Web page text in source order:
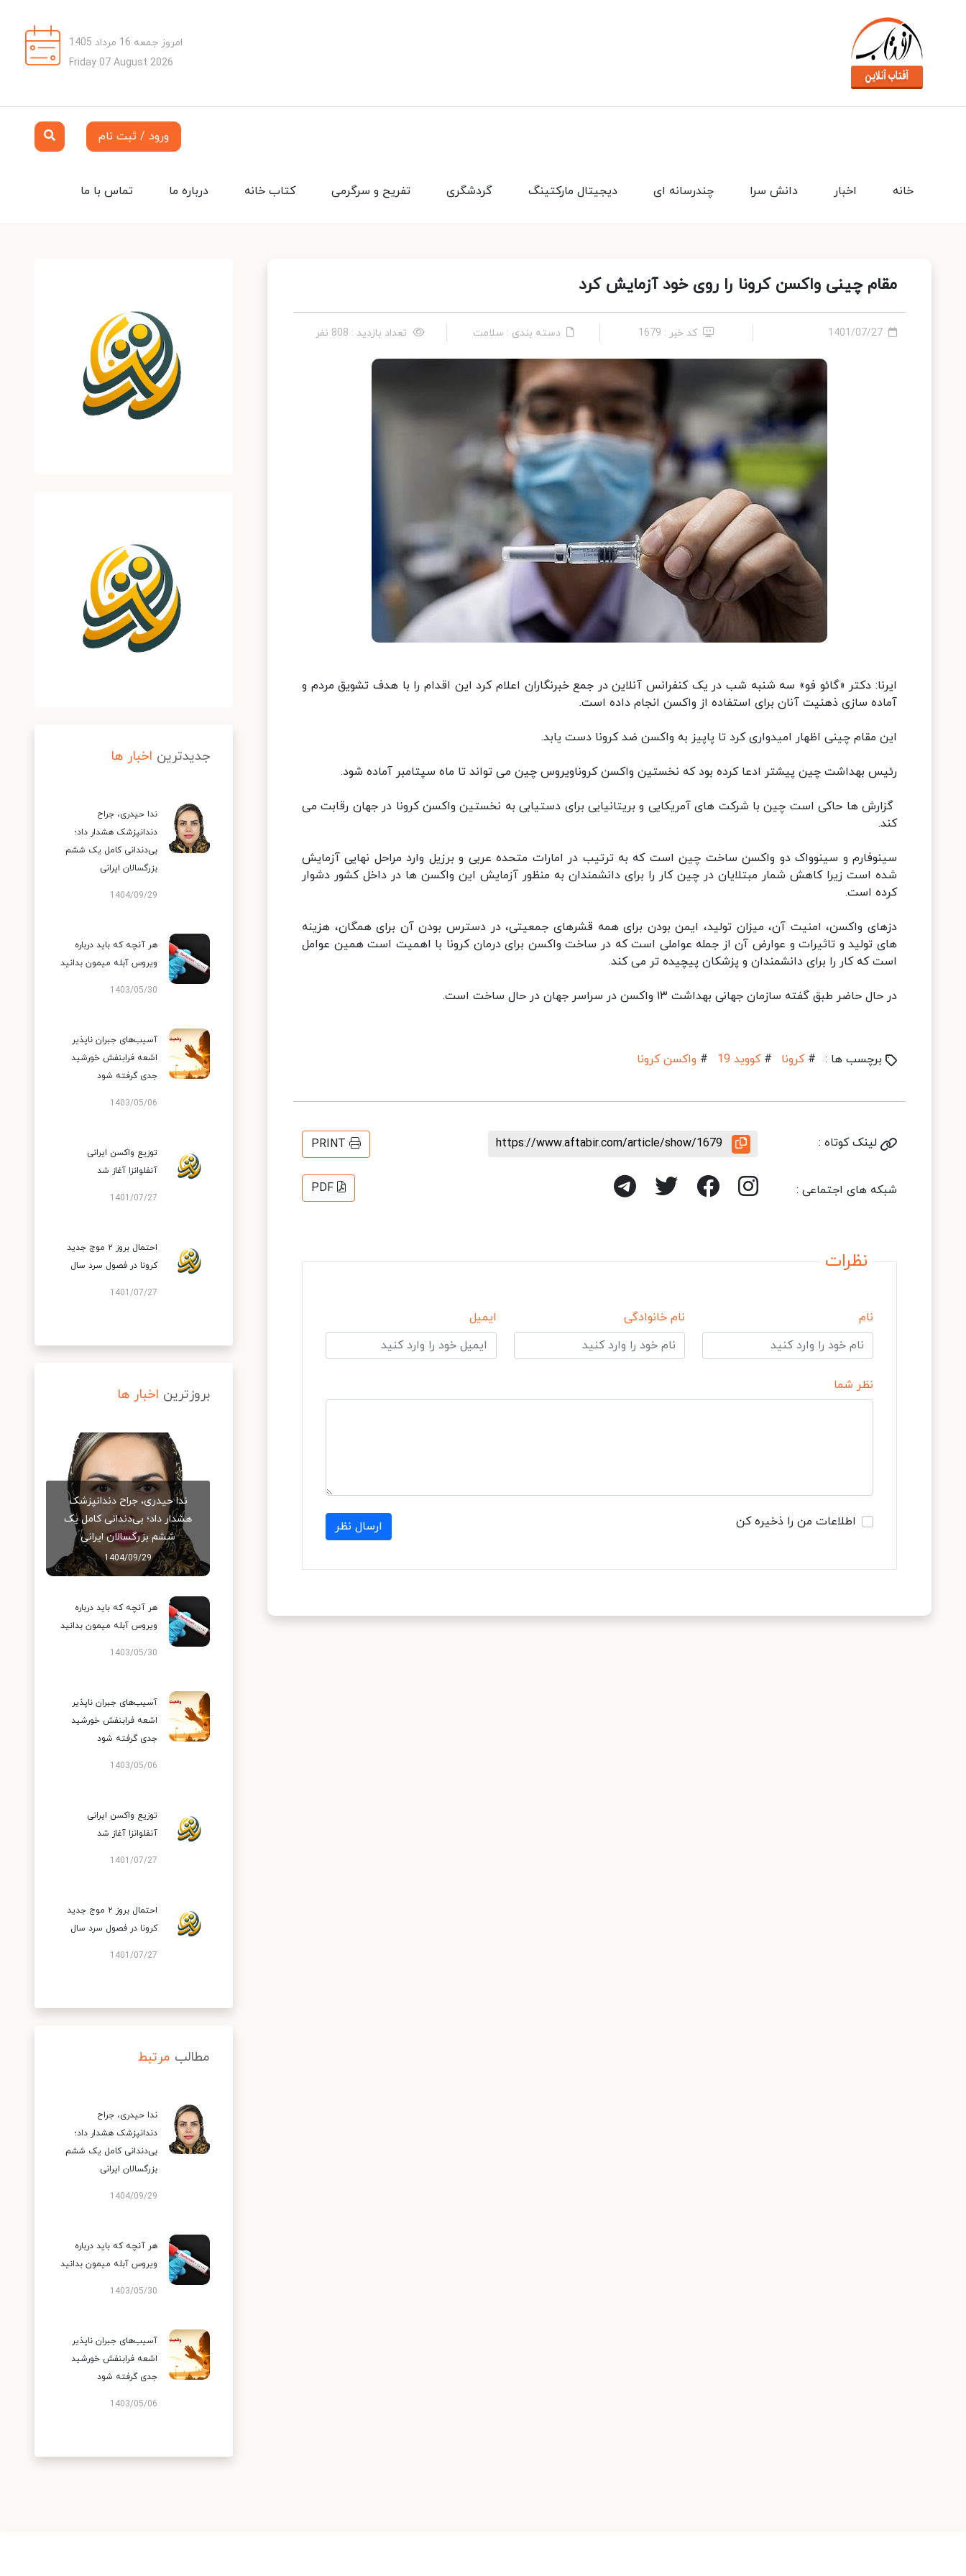
امروز جمعه 16 مرداد 1405
Friday 07 August 2026
ورود / ثبت نام
تماس با ما درباره ما کتاب خانه تفریح و سرگرمی گردشگری دیجیتال مارکتینگ چندرسانه ای دانش سرا اخبار خانه
مقام چینی واکسن کرونا را روی خود آزمایش کرد
1401/07/27 کد خبر : 1679 دسته بندی : سلامت تعداد بازدید : 808 نفر
ایرنا: دکتر «گائو فو» سه شنبه شب در یک کنفرانس آنلاین در جمع خبرنگاران اعلام کرد این اقدام را با هدف تشویق مردم و
آماده سازی ذهنیت آنان برای استفاده از واکسن انجام داده است.
این مقام چینی اظهار امیدواری کرد تا پاپیز به واکسن ضد کرونا دست یابد.
رئیس بهداشت چین پیشتر ادعا کرده بود که نخستین واکسن کروناویروس چین می تواند تا ماه سپتامبر آماده شود.
گزارش ها حاکی است چین با شرکت های آمریکایی و بریتانیایی برای دستیابی به نخستین واکسن کرونا در جهان رقابت می
کند.
سینوفارم و سینوواک دو واکسن ساخت چین است که به ترتیب در امارات متحده عربی و برزیل وارد مراحل نهایی آزمایش
شده است زیرا کاهش شمار مبتلایان در چین کار را برای دانشمندان به منظور آزمایش این واکسن ها در داخل کشور دشوار
کرده است.
دزهای واکسن، امنیت آن، میزان تولید، ایمن بودن برای همه قشرهای جمعیتی، در دسترس بودن آن برای همگان، هزینه
های تولید و تاثیرات و عوارض آن از جمله عواملی است که در ساخت واکسن برای درمان کرونا با اهمیت است همین عوامل
است که کار را برای دانشمندان و پزشکان پیچیده تر می کند.
در حال حاضر طبق گفته سازمان جهانی بهداشت ۱۳ واکسن در سراسر جهان در حال ساخت است.
برچسب ها : # کرونا # کووید 19 # واکسن کرونا
لینک کوتاه : https://www.aftabir.com/article/show/1679
PRINT
شبکه های اجتماعی : PDF
نظرات
نام نام خانوادگی ایمیل
نظر شما
اطلاعات من را ذخیره کن ارسال نظر
جدیدترین اخبار ها
ندا حیدری، جراح
دندانپزشک هشدار داد؛
بی‌دندانی کامل یک ششم
بزرگسالان ایرانی
1404/09/29
هر آنچه که باید درباره
ویروس آبله میمون بدانید
1403/05/30
آسیب‌های جبران ناپذیر
اشعه فرابنفش خورشید
جدی گرفته شود
1403/05/06
توزیع واکسن ایرانی
آنفلوانزا آغاز شد
1401/07/27
احتمال بروز ۲ موج جدید
کرونا در فصول سرد سال
1401/07/27
بروزترین اخبار ها
ندا حیدری، جراح دندانپزشک
هشدار داد؛ بی‌دندانی کامل یک
ششم بزرگسالان ایرانی
1404/09/29
هر آنچه که باید درباره
ویروس آبله میمون بدانید
1403/05/30
آسیب‌های جبران ناپذیر
اشعه فرابنفش خورشید
جدی گرفته شود
1403/05/06
توزیع واکسن ایرانی
آنفلوانزا آغاز شد
1401/07/27
احتمال بروز ۲ موج جدید
کرونا در فصول سرد سال
1401/07/27
مطالب مرتبط
ندا حیدری، جراح
دندانپزشک هشدار داد؛
بی‌دندانی کامل یک ششم
بزرگسالان ایرانی
1404/09/29
هر آنچه که باید درباره
ویروس آبله میمون بدانید
1403/05/30
آسیب‌های جبران ناپذیر
اشعه فرابنفش خورشید
جدی گرفته شود
1403/05/06